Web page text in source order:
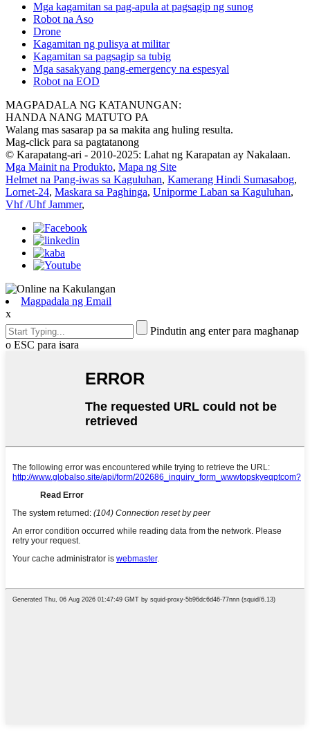
Mga kagamitan sa pag-apula at pagsagip ng sunog
Robot na Aso
Drone
Kagamitan ng pulisya at militar
Kagamitan sa pagsagip sa tubig
Mga sasakyang pang-emergency na espesyal
Robot na EOD
MAGPADALA NG KATANUNGAN:
HANDA NANG MATUTO PA
Walang mas sasarap pa sa makita ang huling resulta.
Mag-click para sa pagtatanong
© Karapatang-ari - 2010-2025: Lahat ng Karapatan ay Nakalaan.
Mga Mainit na Produkto, Mapa ng Site
Helmet na Pang-iwas sa Kaguluhan, Kamerang Hindi Sumasabog,
Lornet-24, Maskara sa Paghinga, Uniporme Laban sa Kaguluhan,
Vhf /Uhf Jammer,
Magpadala ng Email
x
Pindutin ang enter para maghanap
o ESC para isara